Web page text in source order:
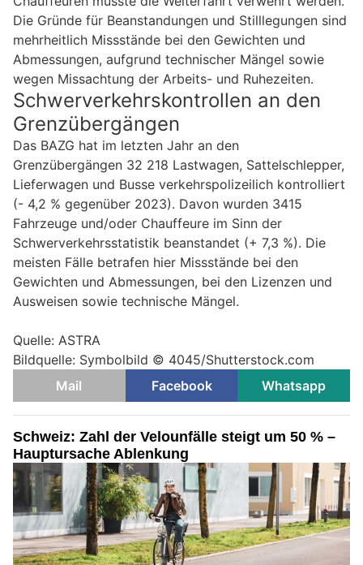
Die Gründe für Beanstandungen und Stilllegungen sind
mehrheitlich Missstände bei den Gewichten und
Abmessungen, aufgrund technischer Mängel sowie
wegen Missachtung der Arbeits- und Ruhezeiten.
Schwerverkehrskontrollen an den
Grenzübergängen
Das BAZG hat im letzten Jahr an den
Grenzübergängen 32 218 Lastwagen, Sattelschlepper,
Lieferwagen und Busse verkehrspolizeilich kontrolliert
(- 4,2 % gegenüber 2023). Davon wurden 3415
Fahrzeuge und/oder Chauffeure im Sinn der
Schwerverkehrsstatistik beanstandet (+ 7,3 %). Die
meisten Fälle betrafen hier Missstände bei den
Gewichten und Abmessungen, bei den Lizenzen und
Ausweisen sowie technische Mängel.
Quelle: ASTRA
Bildquelle: Symbolbild © 4045/Shutterstock.com
Mail
Facebook Whatsapp
Schweiz: Zahl der Velounfälle steigt um 50 % –
Hauptursache Ablenkung